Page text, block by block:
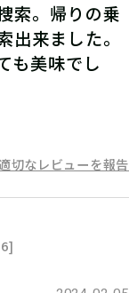
索。帰りの乗
来ました。
も美味でし
切なレビューを報告